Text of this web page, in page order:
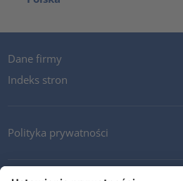
Dane firmy
Indeks stron
Polityka prywatności